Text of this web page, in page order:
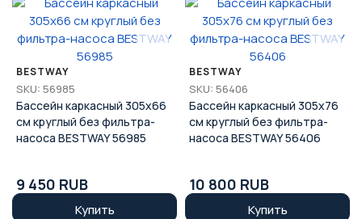
BESTWAY
SKU: 56985
Бассейн каркасный 305x66
см круглый без фильтра-
насоса BESTWAY 56985
9 450 RUB
Купить
BESTWAY
SKU: 56406
Бассейн каркасный 305x76
см круглый без фильтра-
насоса BESTWAY 56406
10 800 RUB
Купить